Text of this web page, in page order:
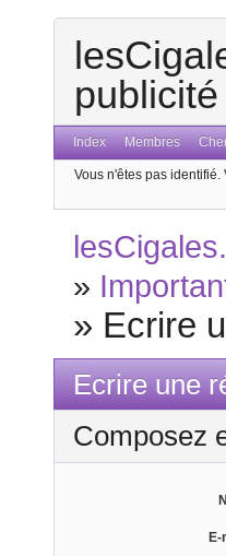
publicité
Index Membres
Vous n'êtes pas identifié.
»
» Ecrire
Ecrire une
Composez